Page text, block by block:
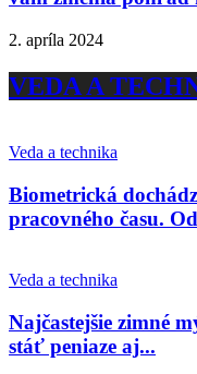
2. apríla 2024
VEDA A
Veda a technika
Biometrická
pracovného času.
Veda a technika
Najčastejšie zimné
stáť peniaze aj...